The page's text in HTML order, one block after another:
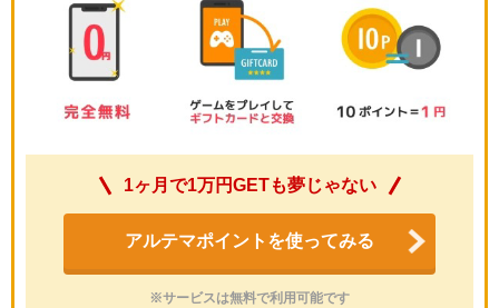
1ヶ月で1万円GETも夢じゃない
アルテマポイントを使ってみる
※サービスは無料で利用可能です